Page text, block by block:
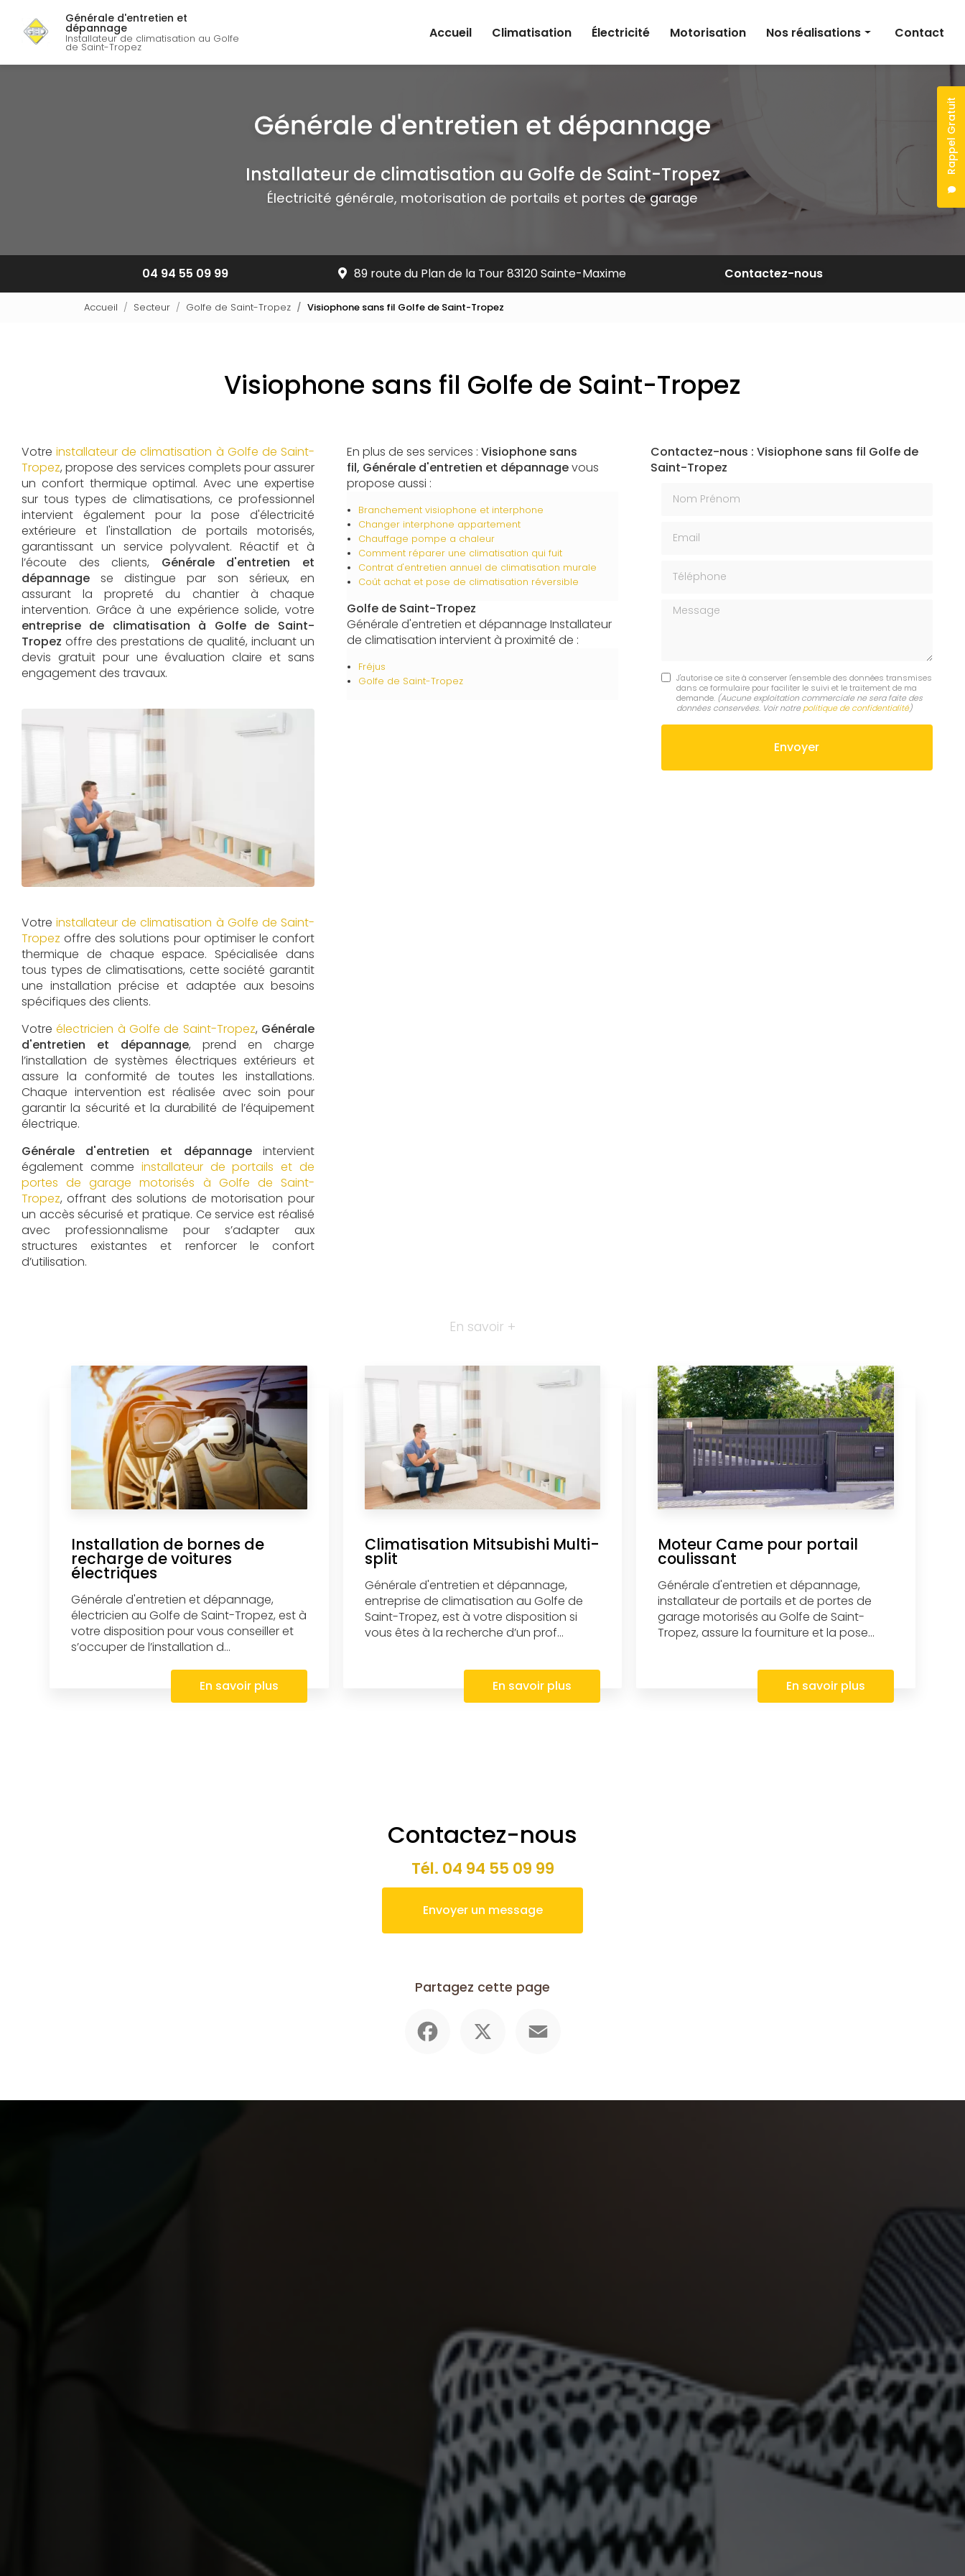
contenu
Générale d'entretien et
dépannage
Installateur de climatisation au Golfe
de Saint-Tropez
Rappel Gratuit
Accueil
Climatisation Électricité Motorisation Nos réalisations Contact
Installateur de climatisation au Golfe de Saint-Tropez
Électricité générale, motorisation de portails et portes de garage
04 94 55 09 99 89 route du Plan de la Tour 83120 Sainte-Maxime Contactez-nous
Accueil Secteur Golfe de Saint-Tropez Visiophone sans fil Golfe de Saint-Tropez
Visiophone sans fil Golfe de Saint-Tropez
Votreinstallateur de climatisation à Golfe de Saint-
Tropez, propose des services complets pour assurer
un confort thermique optimal. Avec une expertise
sur tous types de climatisations, ce professionnel
intervient également pour la pose d'électricité
extérieure et l'installation de portails motorisés,
garantissant un service polyvalent. Réactif et à
l’écoute des clients, Générale d'entretien et
dépannage se distingue par son sérieux, en
assurant la propreté du chantier à chaque
intervention. Grâce à une expérience solide, votre
entreprise de climatisation à Golfe de Saint-
Tropez offre des prestations de qualité, incluant un
devis gratuit pour une évaluation claire et sans
engagement des travaux.
Votreinstallateur de climatisation à Golfe de Saint-
Tropez offre des solutions pour optimiser le confort
thermique de chaque espace. Spécialisée dans
tous types de climatisations, cette société garantit
une installation précise et adaptée aux besoins
spécifiques des clients.
Votreélectricien à Golfe de Saint-Tropez, Générale
d'entretien et dépannage, prend en charge
l’installation de systèmes électriques extérieurs et
assure la conformité de toutes les installations.
Chaque intervention est réalisée avec soin pour
garantir la sécurité et la durabilité de l’équipement
électrique.
Générale d'entretien et dépannageintervient
également comme installateur de portails et de
portes de garage motorisés à Golfe de Saint-
Tropez, offrant des solutions de motorisation pour
un accès sécurisé et pratique. Ce service est réalisé
avec professionnalisme pour s’adapter aux
structures existantes et renforcer le confort
d’utilisation.
En plus de ses services : Visiophone sans
fil, Générale d'entretien et dépannagevous
propose aussi :
Branchement visiophone et interphone
Changer interphone appartement
Chauffage pompe a chaleur
Comment réparer une climatisation qui fuit
Contrat d'entretien annuel de climatisation murale
Coût achat et pose de climatisation réversible
Golfe de Saint-Tropez
Générale d'entretien et dépannage Installateur
de climatisation intervient à proximité de :
Fréjus
Golfe de Saint-Tropez
Contactez-nous : Visiophone sans fil Golfe de
Saint-Tropez
Message
J'autorise ce site à conserver l'ensemble des données transmises
dans ce formulaire pour faciliter le suivi et le traitement de ma
demande. (Aucune exploitation commerciale ne sera faite des
données conservées. Voir notre politique de confidentialité)
En savoir +
Installation de bornes de
recharge de voitures
électriques
Générale d'entretien et dépannage,
électricien au Golfe de Saint-Tropez, est à
votre disposition pour vous conseiller et
s’occuper de l’installation d...
En savoir plus
Climatisation Mitsubishi Multi-
split
Générale d'entretien et dépannage,
entreprise de climatisation au Golfe de
Saint-Tropez, est à votre disposition si
vous êtes à la recherche d’un prof...
En savoir plus
Moteur Came pour portail
coulissant
Générale d'entretien et dépannage,
installateur de portails et de portes de
garage motorisés au Golfe de Saint-
Tropez, assure la fourniture et la pose...
En savoir plus
Contactez-nous
Tél. 04 94 55 09 99
Envoyer un message
Partagez cette page